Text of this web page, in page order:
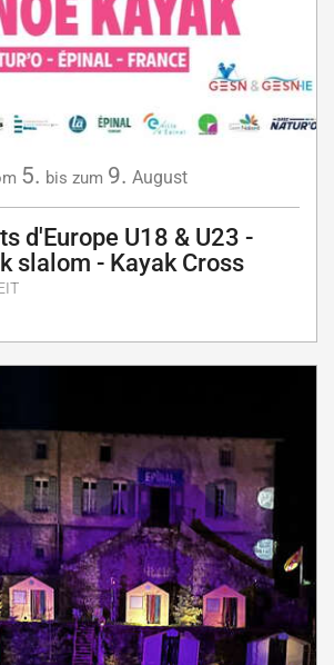
5. bis zum 9. August
d'Europe U18 & U23 -
slalom - Kayak Cross